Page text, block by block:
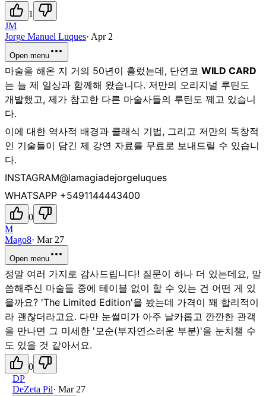
1
JM
Jorge Manuel Luques· Apr 2
Open menu
마술을 해온 지 거의 50년이 흘렀는데, 단연코 WILD CARD
는 늘 제 일상과 함께해 왔습니다. 저만의 오리지널 루틴도
개발했고, 제가 참고한 다른 마술사들의 루틴도 꿰고 있습니
다.
이에 대한 역사적 배경과 클래식 기법, 그리고 저만의 독창적
인 기술들이 담긴 제 강연 자료를 무료로 보내드릴 수 있습니
다.
INSTAGRAM@lamagiadejorgeluques
WHATSAPP +5491144443400
0
M
Mago8· Mar 27
Open menu
정말 여러 가지로 감사드립니다! 질문이 하나 더 있는데요, 말
씀해주신 마술들 중에 테이블 없이 할 수 있는 건 어떤 게 있
을까요? 'The Limited Edition'을 봤는데 가격이 꽤 합리적이
라 괜찮더라고요. 다만 눈썰미가 아주 날카롭고 깐깐한 관객
을 만나면 그 미세한 '모순(부자연스러운 부분)'을 눈치챌 수
도 있을 것 같아서요.
0
DP
DeZeta Pil· Mar 27